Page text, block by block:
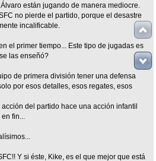
están jugando de manera mediocre.
no pierde el partido, porque el desastre
incalificable.
el primer tiempo... Este tipo de jugadas es
las enseñó?
de primera división tener una defensa
por esos detalles, esos regates, esos
del partido hace una acción infantil
fin...
Y si éste, Kike, es el que mejor que está